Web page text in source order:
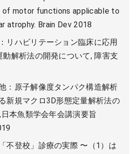
of motor functions applicable to
atrophy. Brain Dev 2018
リハビリテーション臨床に応用
解析法の開発について, 障害支
：原子解像度タンパク構造解析
新規マクロ3D形態定量解析法の
本魚類学会年会講演要旨
不登校」診療の実際 〜（1）は